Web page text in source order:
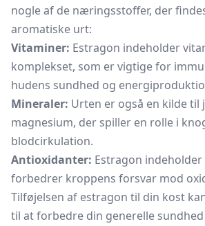
nogle af de næringsstoffer, der
aromatiske urt:
Vitaminer: Estragon indeholder
komplekset, som er vigtige for
hudens sundhed og
Mineraler: Urten er også en kilde til
magnesium, der spiller en rolle i
blodcirkulation.
Antioxidanter: Estragon
forbedrer kroppens forsvar mod
Tilføjelsen af estragon til din kost
til at forbedre din generelle